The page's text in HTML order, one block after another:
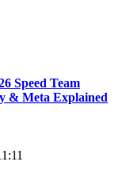
Speed Team
& Meta Explained